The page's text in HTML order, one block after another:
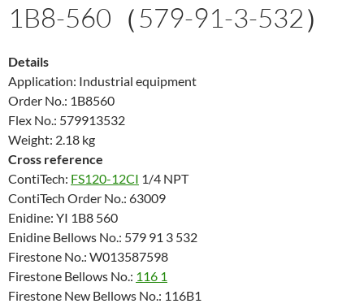
1B8-560（579-91-3-532）
Details
Application: Industrial equipment
Order No.: 1B8560
Flex No.: 579913532
Weight: 2.18 kg
Cross reference
ContiTech: FS120-12CI 1/4 NPT
ContiTech Order No.: 63009
Enidine: YI 1B8 560
Enidine Bellows No.: 579 91 3 532
Firestone No.: W013587598
Firestone Bellows No.: 116 1
Firestone New Bellows No.: 116B1